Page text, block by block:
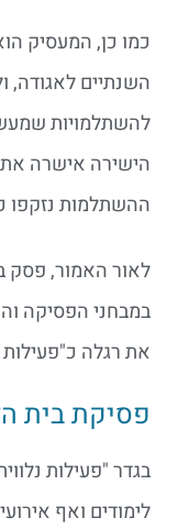
כמו כן, המעסיק
השנתיים לאגודה,
להשתלמויות
הישירה אישרה
ההשתלמות נזקפו
לאור האמור, פסק
במבחני הפסיקה
את רגלה כ"פעילות
פסיקת בית
בגדר "פעילות
לימודים ואף